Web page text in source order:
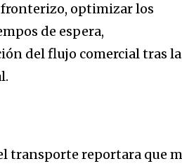
optimizar los
de espera,
del flujo comercial tras
transporte reportara que